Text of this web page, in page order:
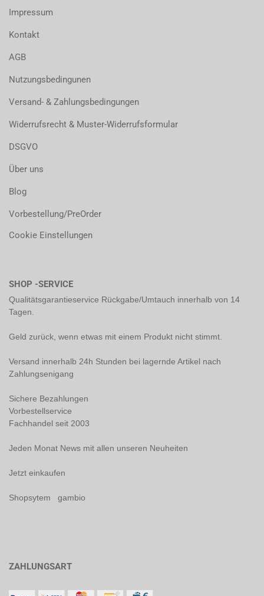
Impressum
Kontakt
AGB
Nutzungsbedingunen
Versand- & Zahlungsbedingungen
Widerrufsrecht & Muster-Widerrufsformular
DSGVO
Über uns
Blog
Vorbestellung/PreOrder
Cookie Einstellungen
SHOP -SERVICE
Qualitätsgarantieservice Rückgabe/Umtauch innerhalb von 14
Tagen.
Geld zurück, wenn etwas mit einem Produkt nicht stimmt.
Versand innerhalb 24h Stunden bei lagernde Artikel nach
Zahlungsenigang
Sichere Bezahlungen
Vorbestellservice
Fachhandel seit 2003
Jeden Monat News mit allen unseren Neuheiten
Jetzt einkaufen
Shopsytem gambio
ZAHLUNGSART